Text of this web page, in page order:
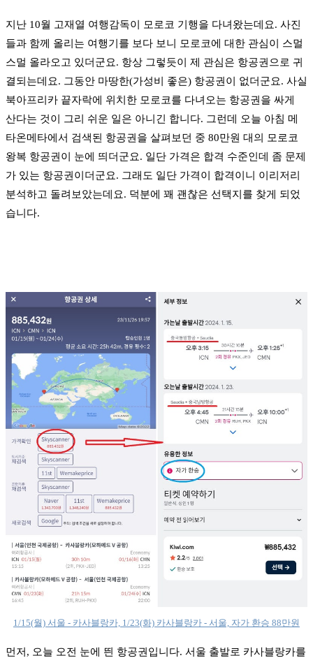
지난 10월 고재열 여행감독이 모로코 기행을 다녀왔는데요. 사진
들과 함께 올리는 여행기를 보다 보니 모로코에 대한 관심이 스멀
스멀 올라오고 있더군요. 항상 그렇듯이 제 관심은 항공권으로 귀
결되는데요. 그동안 마땅한(가성비 좋은) 항공권이 없더군요. 사실
북아프리카 끝자락에 위치한 모로코를 다녀오는 항공권을 싸게
산다는 것이 그리 쉬운 일은 아니긴 합니다. 그런데 오늘 아침 메
타온메타에서 검색된 항공권을 살펴보던 중 80만원 대의 모로코
왕복 항공권이 눈에 띄더군요. 일단 가격은 합격 수준인데 좀 문제
가 있는 항공권이더군요. 그래도 일단 가격이 합격이니 이리저리
분석하고 돌려보았는데요. 덕분에 꽤 괜찮은 선택지를 찾게 되었
습니다.
1/15(월) 서울 - 카사블랑카, 1/23(화) 카사블랑카 - 서울, 자가 환승 88만원
먼저, 오늘 오전 눈에 띈 항공권입니다. 서울 출발로 카사블랑카를